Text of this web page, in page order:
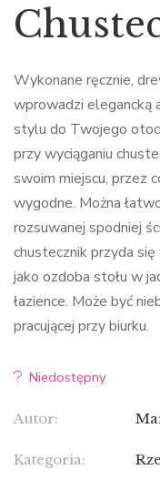
Wykonane ręcznie,
wprowadzi elegancką
stylu do Twojego
przy wyciąganiu
swoim miejscu, przez
wygodne. Można
rozsuwanej spodniej
chustecznik przyda się
jako ozdoba stołu w
łazience. Może być
pracującej przy biurku.
Niedostępny
Autor:
Kategoria: